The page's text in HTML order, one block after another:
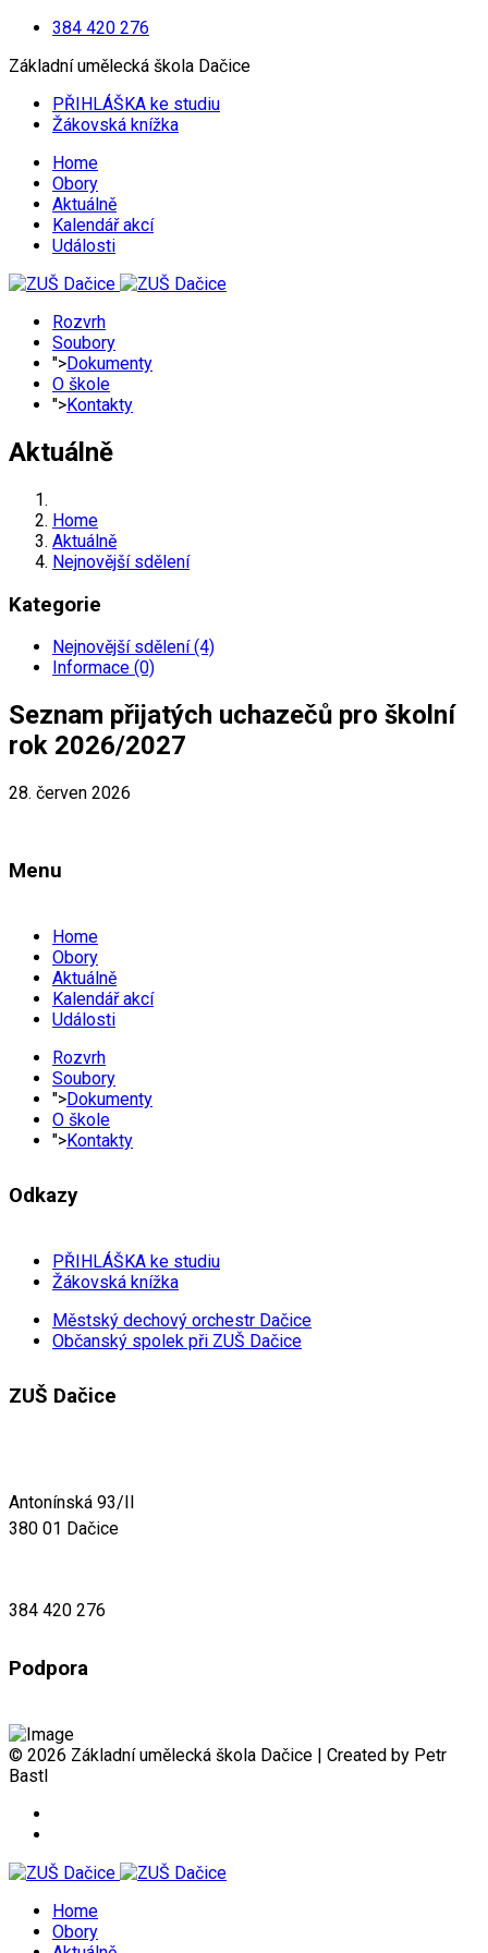
384 420 276
Základní umělecká škola Dačice
PŘIHLÁŠKA ke studiu
Žákovská knížka
Home
Obory
Aktuálně
Kalendář akcí
Události
Rozvrh
Soubory
">Dokumenty
O škole
">Kontakty
Aktuálně
Home
Aktuálně
Nejnovější sdělení
Kategorie
Nejnovější sdělení (4)
Informace (0)
Seznam přijatých uchazečů pro školní
rok 2026/2027
28. červen 2026
Menu
Home
Obory
Aktuálně
Kalendář akcí
Události
Rozvrh
Soubory
">Dokumenty
O škole
">Kontakty
Odkazy
PŘIHLÁŠKA ke studiu
Žákovská knížka
Městský dechový orchestr Dačice
Občanský spolek při ZUŠ Dačice
ZUŠ Dačice
Antonínská 93/II
380 01 Dačice
384 420 276
Podpora
© 2026 Základní umělecká škola Dačice | Created by Petr
Bastl
Home
Obory